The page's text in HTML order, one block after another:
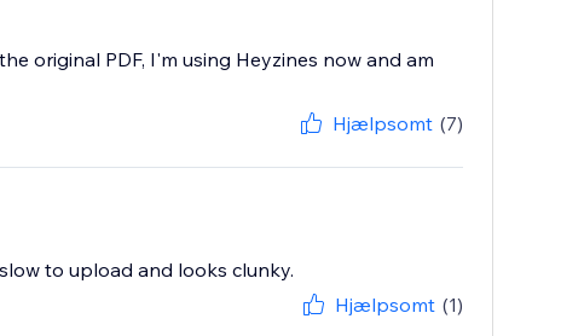
original PDF, I'm using Heyzines now and am
Hjælpsomt (7)
to upload and looks clunky.
Hjælpsomt (1)